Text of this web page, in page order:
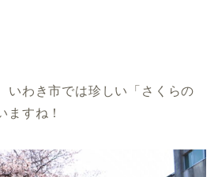
いわき市では珍しい「さくらの
ますね！